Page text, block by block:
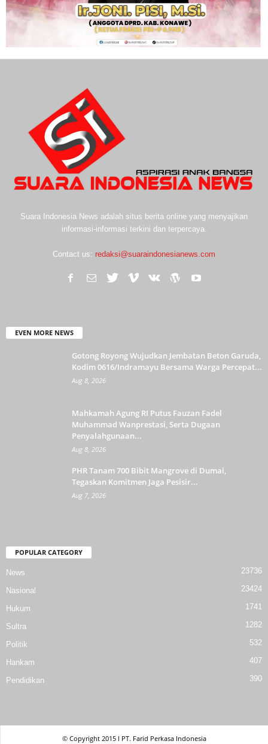
Suara Indonesia News adalah situs berita online yang menyajikan
informasi-informasi terkini dan terpercaya.
Contact us: redaksi@suaraindonesianews.com
EVEN MORE NEWS
Gotong Royong Wujudkan Jembatan Beton Garuda,
Kodim 0616/Indramayu Bersama Warga Percepat...
Aug 8, 2026
Mahkamah Agung RI Putus Fauzan Fadel
Muhammad Wanprestasi, Serta Dugaan
Penyalahgunaan...
Aug 8, 2026
PHR Tanam 700 Bibit Mangrove di Dumai,
Tegaskan Komitmen Jaga Pesisir...
Aug 7, 2026
POPULAR CATEGORY
News 23736
Nasional 23424
Hukum 1741
Sultra 1282
Politik 532
Hankam 407
Pendidikan 390
© Copyright 2015 l PT. Farid Perkasa Indonesia